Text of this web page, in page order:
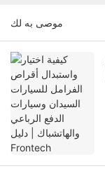
موصى به لك